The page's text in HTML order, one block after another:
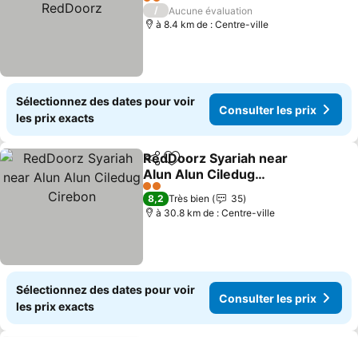
2 Étoiles
/
Aucune évaluation
à 8.4 km de : Centre-ville
Sélectionnez des dates pour voir
les prix exacts
Consulter les prix
PartagerAjouter à mes favoris
RedDoorz Syariah near
Alun Alun Ciledug
Cirebon
Consulter les prix
2 Étoiles
8,2 Très bien
35
à 30.8 km de : Centre-ville
Sélectionnez des dates pour voir
les prix exacts
Consulter les prix